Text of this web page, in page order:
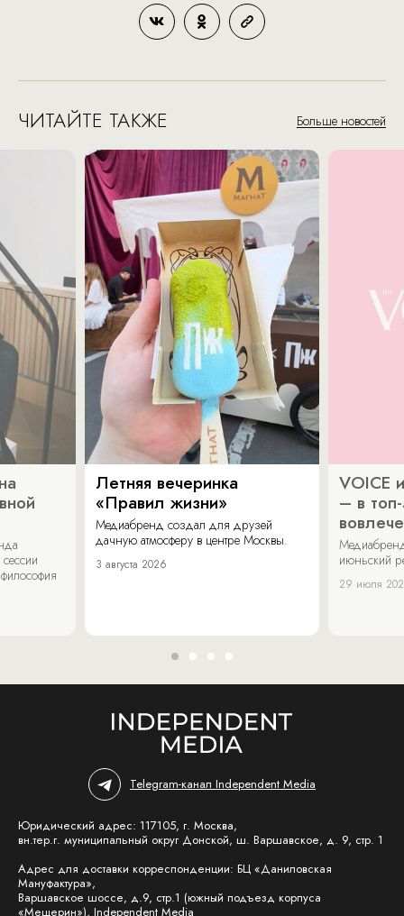
ЧИТАЙТЕ ТАКЖЕ Больше новостей
Летняя вечеринка
«Правил жизни»
Медиабренд создал для друзей
дачную атмосферу в центре Москвы.
3 августа 2026
VOICE
– в
июньский
29 июля
Telegram-канал Independent Media
Юридический адрес: 117105, г. Москва,
вн.тер.г. муниципальный округ Донской, ш. Варшавское, д. 9, стр. 1
Адрес для доставки корреспонденции: БЦ «Даниловская
Мануфактура»,
Варшавское шоссе, д.9, стр.1 (южный подъезд корпуса
«Мещерин»), Independent Media